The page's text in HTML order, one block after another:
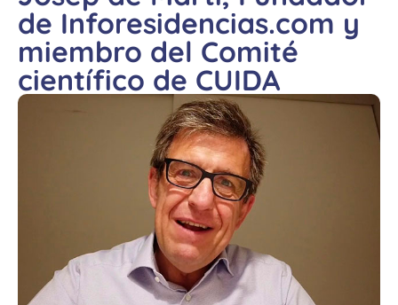
de Inforesidencias.com y
miembro del Comité
científico de CUIDA